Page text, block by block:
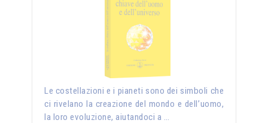
Le costellazioni e i pianeti sono dei simboli che
ci rivelano la creazione del mondo e dell’uomo,
la loro evoluzione, aiutandoci a …